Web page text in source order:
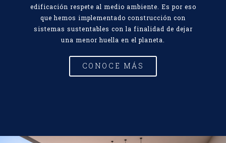
edificación respete al medio ambiente. Es por eso
que hemos implementado construcción con
sistemas sustentables con la finalidad de dejar
una menor huella en el planeta.
CONOCE MÁS